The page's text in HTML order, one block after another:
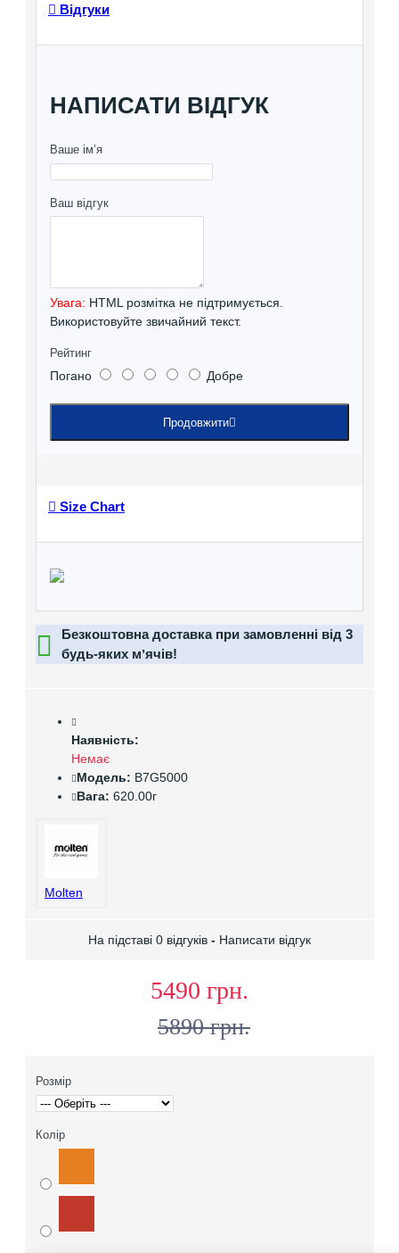
Відгуки
НАПИСАТИ ВІДГУК
Ваше ім’я
Ваш відгук
Увага: HTML розмітка не підтримується.
Використовуйте звичайний текст.
Рейтинг
Погано Добре
Продовжити
Size Chart
Безкоштовна доставка при замовленні від 3
будь-яких мʼячів!
Наявність:
Немає
Модель: B7G5000
Вага: 620.00г
Molten
На підставі 0 відгуків - Написати відгук
5490 грн.
5890 грн.
Розмір
Колір